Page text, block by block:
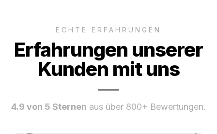
ECHTE ERFAHRUNGEN
Erfahrungen unserer
Kunden mit uns
4.9 von 5 Sternen aus über 800+ Bewertungen.